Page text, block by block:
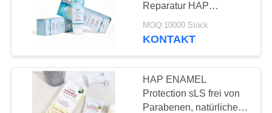
SEITENVERZEICHNIS
DATENSCHUTZ-
BESTIMMUNGEN
Die Zahnpasta der
organische Kinder
Reparatur HAP
Schutzeschmelz
Minzgeschmack
MOQ:10000 Stück
KONTAKT
HAP ENAMEL
Protection sLS frei von
Parabenen, natürliches